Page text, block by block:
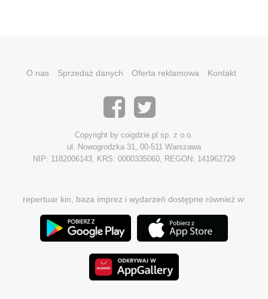
O nas Sprzedaż danych Oferta reklamowa Kontakt
Copyright by coigdzie.pl sp. z o.o.
ul. Nowogrodzka 31, 00-511 Warszawa
NIP: 1182006143, KRS: 0000335060, REGON: 141962729
repertuar kin, baza imprez i wydarzeń dostępne również w: